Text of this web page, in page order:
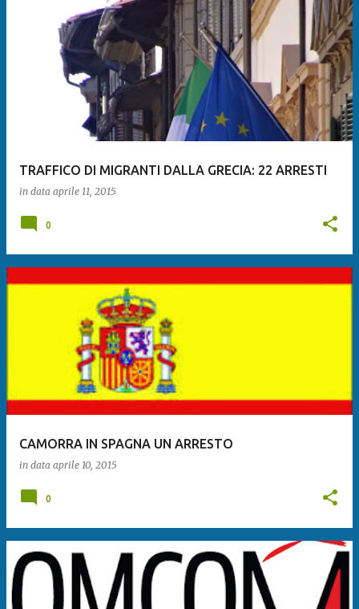
TRAFFICO DI MIGRANTI DALLA GRECIA: 22 ARRESTI
in data aprile 11, 2015
0
CAMORRA IN SPAGNA UN ARRESTO
in data aprile 10, 2015
0